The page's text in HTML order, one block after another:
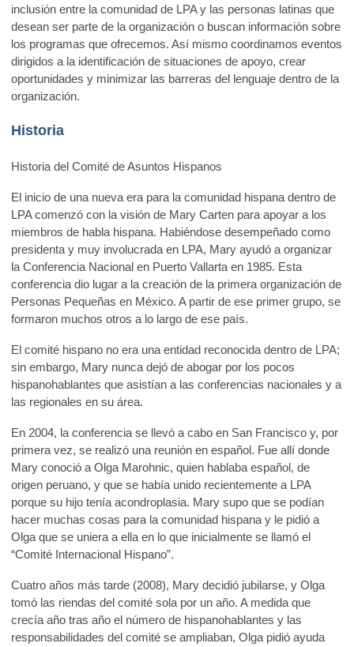
inclusión entre la comunidad de LPA y las personas latinas que
desean ser parte de la organización o buscan información sobre
los programas que ofrecemos. Así mismo coordinamos eventos
dirigidos a la identificación de situaciones de apoyo, crear
oportunidades y minimizar las barreras del lenguaje dentro de la
organización.
Historia
Historia del Comité de Asuntos Hispanos
El inicio de una nueva era para la comunidad hispana dentro de
LPA comenzó con la visión de Mary Carten para apoyar a los
miembros de habla hispana. Habiéndose desempeñado como
presidenta y muy involucrada en LPA, Mary ayudó a organizar
la Conferencia Nacional en Puerto Vallarta en 1985. Esta
conferencia dio lugar a la creación de la primera organización de
Personas Pequeñas en México. A partir de ese primer grupo, se
formaron muchos otros a lo largo de ese país.
El comité hispano no era una entidad reconocida dentro de LPA;
sin embargo, Mary nunca dejó de abogar por los pocos
hispanohablantes que asistían a las conferencias nacionales y a
las regionales en su área.
En 2004, la conferencia se llevó a cabo en San Francisco y, por
primera vez, se realizó una reunión en español. Fue allí donde
Mary conoció a Olga Marohnic, quien hablaba español, de
origen peruano, y que se había unido recientemente a LPA
porque su hijo tenía acondroplasia. Mary supo que se podían
hacer muchas cosas para la comunidad hispana y le pidió a
Olga que se uniera a ella en lo que inicialmente se llamó el
“Comité Internacional Hispano”.
Cuatro años más tarde (2008), Mary decidió jubilarse, y Olga
tomó las riendas del comité sola por un año. A medida que
crecía año tras año el número de hispanohablantes y las
responsabilidades del comité se ampliaban, Olga pidió ayuda